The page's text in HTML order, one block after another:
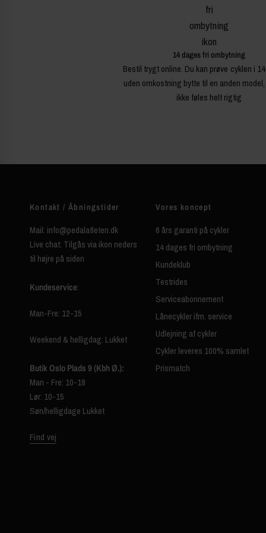
14 dages fri ombytning
Bestil trygt online. Du kan prøve cyklen i
uden omkostning bytte til en anden
ikke føles helt rigtig
Kontakt / Åbningstider
Mail: info@pedalatleten.dk
Live chat: Tilgås via ikon neders
til højre på siden
Kundeservice:
Man-Fre: 12-15
Weekend & helligdag: Lukket
Butik Oslo Plads 9 (Kbh Ø.):
Man - Fre: 10-18
Lør: 10-15
Søn/helligdage Lukket
Find vej
Vores koncept
6 års garanti på cykler
14 dages fri ombytning
Kundeklub
Testrides
Serviceabonnement
Lånecykler ifm. service
Udlejning af cykler
Cykler leveres 100% samlet
Prismatch